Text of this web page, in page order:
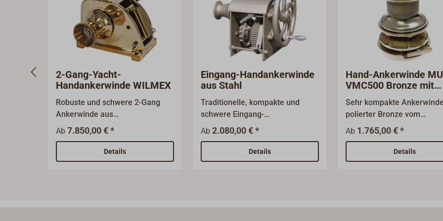
2-Gang-Yacht-
Handankerwinde WILMEX
Robuste und schwere 2-Gang
Ankerwinde aus
seewasserbeständigem
Sondermessing. Geeignet für
Yachten bis 20 m Länge.Der
Antrieb erfolgt mit einer
Ab 7.850,00 € *
Details
Eingang-Handankerwinde
aus Stahl
Traditionelle, kompakte und
schwere Eingang-
Handankerwinde.Robuste,
offene Stahlkonstruktion mit
kräftig dimensionierten
Stahlachsen in Industrie-
Ab 2.080,00 € *
Details
Hand-Ankerwinde
VMC500 Bronze mit
Sehr kompakte
polierter Bronze vom
australischen Herstellers
mit vertikaler Kettennuss
zusätzlichem Verholspill.
Spill kann unabhängig von
Ab 1.765,00 € *
Details